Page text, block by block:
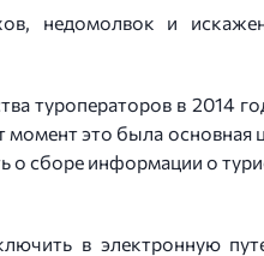
недомолвок и
туроператоров в 2014
это была основная
о сборе информации о
в электронную